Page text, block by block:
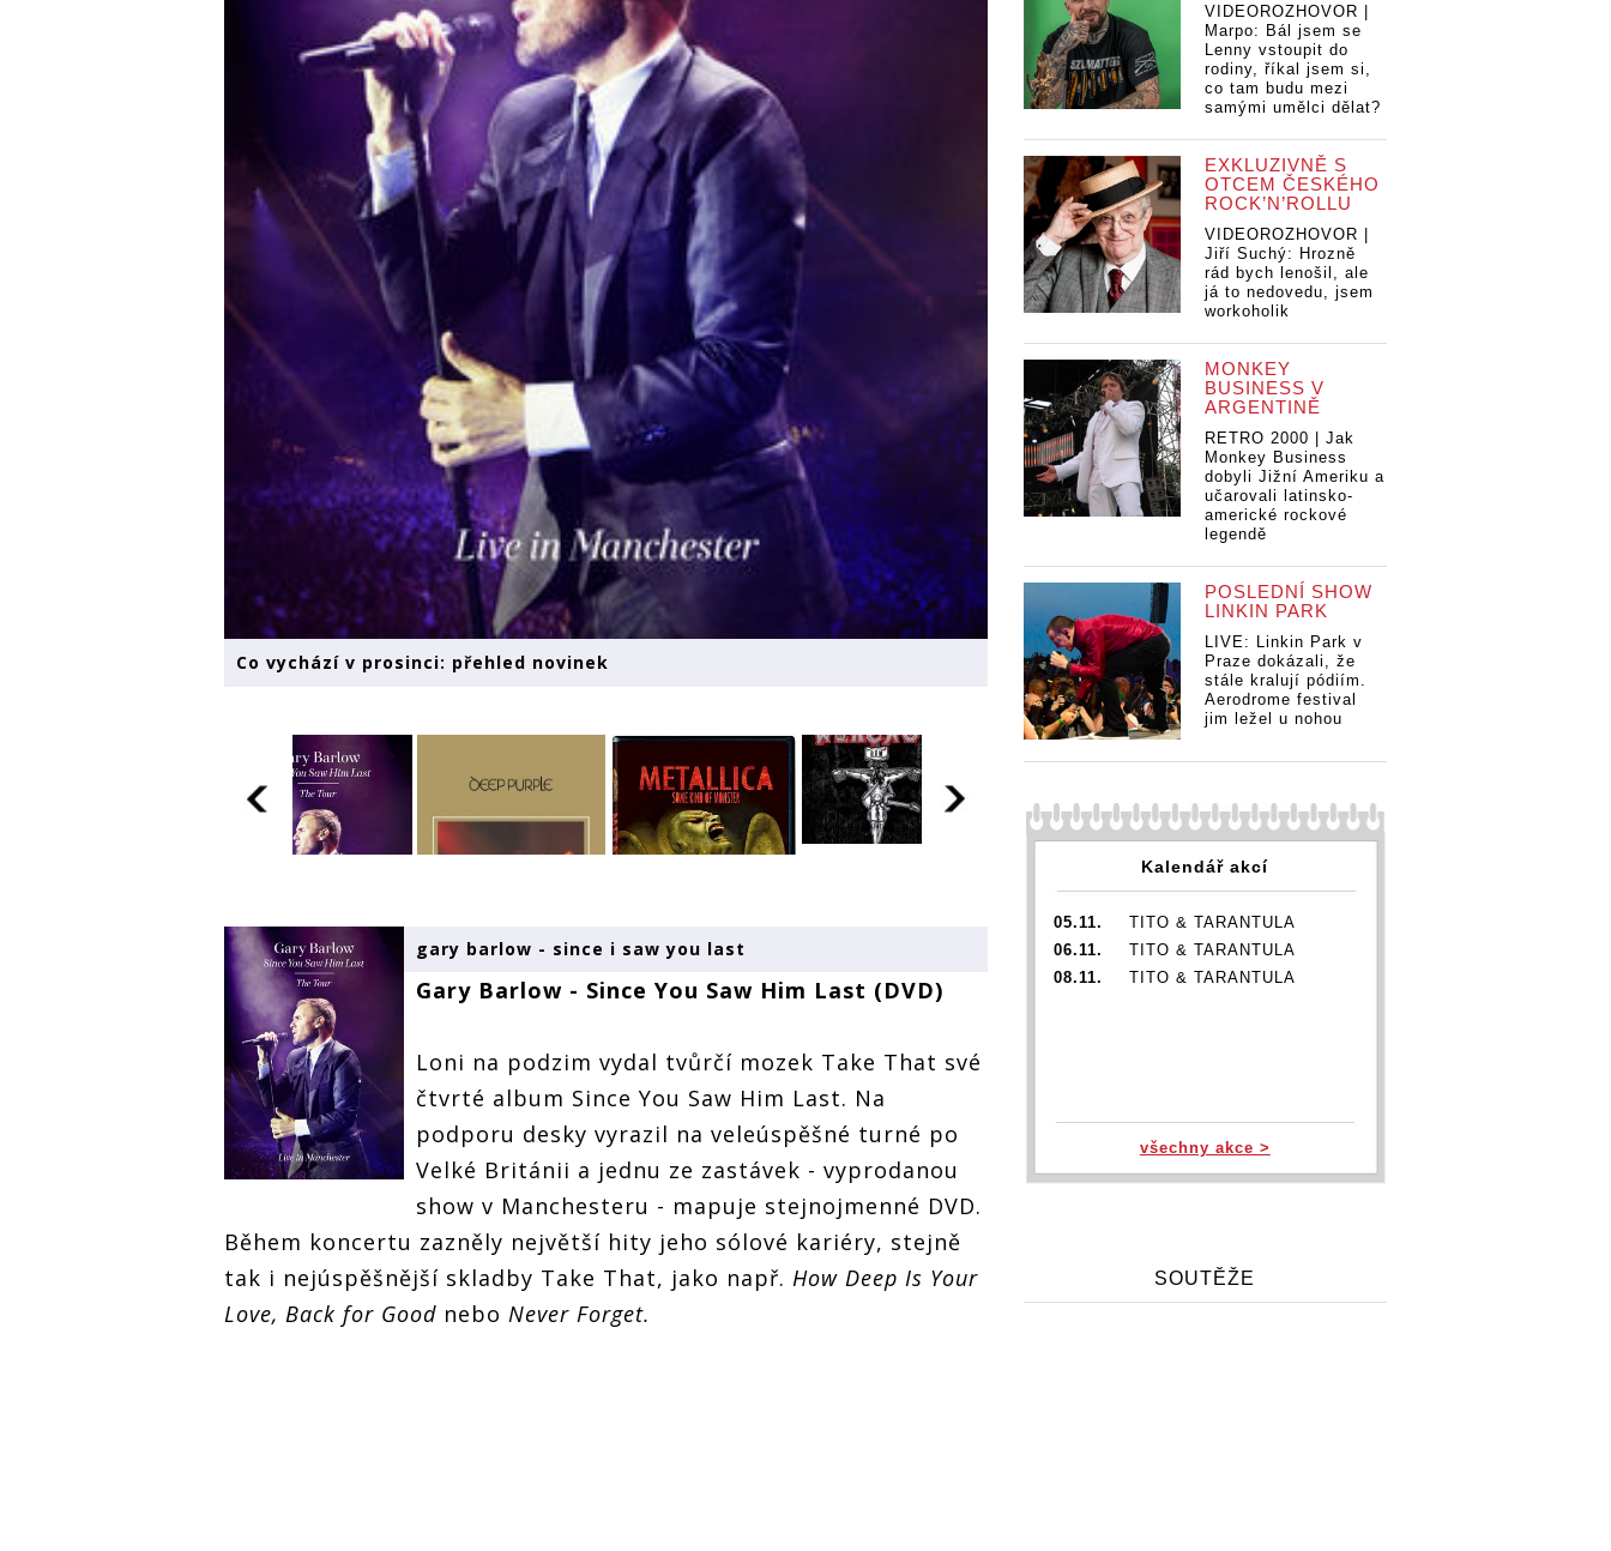
Co vychází v prosinci: přehled novinek
gary barlow - since i saw you last
Gary Barlow - Since You Saw Him Last (DVD)
Loni na podzim vydal tvůrčí mozek Take That své
čtvrté album Since You Saw Him Last. Na
podporu desky vyrazil na veleúspěšné turné po
Velké Británii a jednu ze zastávek - vyprodanou
show v Manchesteru - mapuje stejnojmenné DVD.
Během koncertu zazněly největší hity jeho sólové kariéry, stejně
tak i nejúspěšnější skladby Take That, jako např. How Deep Is Your
Love, Back for Good nebo Never Forget.
VIDEOROZHOVOR |
Marpo: Bál jsem se
Lenny vstoupit do
rodiny, říkal jsem si,
co tam budu mezi
samými umělci dělat?
EXKLUZIVNĚ S
OTCEM ČESKÉHO
ROCK’N’ROLLU
VIDEOROZHOVOR |
Jiří Suchý: Hrozně
rád bych lenošil, ale
já to nedovedu, jsem
workoholik
MONKEY
BUSINESS V
ARGENTINĚ
RETRO 2000 | Jak
Monkey Business
dobyli Jižní Ameriku a
učarovali latinsko-
americké rockové
legendě
POSLEDNÍ SHOW
LINKIN PARK
LIVE: Linkin Park v
Praze dokázali, že
stále kralují pódiím.
Aerodrome festival
jim ležel u nohou
Kalendář akcí
05.11.
TITO & TARANTULA
06.11.
TITO & TARANTULA
08.11.
TITO & TARANTULA
všechny akce >
SOUTĚŽE